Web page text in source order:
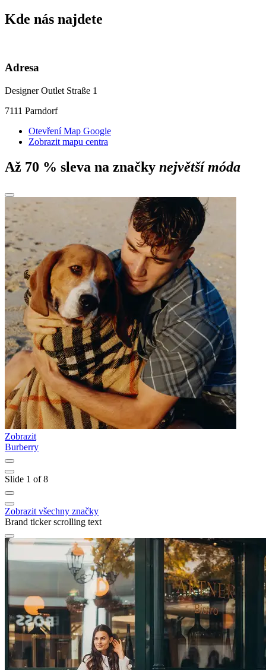
Kde nás najdete
Adresa
Designer Outlet Straße 1
7111 Parndorf
Otevření Map Google
Zobrazit mapu centra
Až 70 % sleva na značky největší móda
Zobrazit
Burberry
Slide 1 of 8
Zobrazit všechny značky
Brand ticker scrolling text